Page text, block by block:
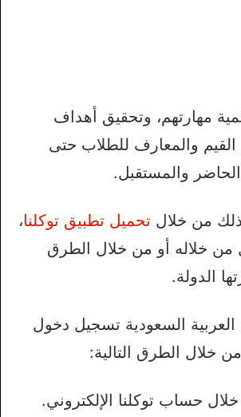
مهارتهم، وتحقيق أهداف
والمعارف للطلاب حتى
والمستقبل.
من خلال تحميل تطبيق توكلنا،
من خلاله أو من خلال الطرق
الدولة.
العربية السعودية تسجيل دخول
خلال الطرق التالية:
حساب توكلنا الإلكتروني.